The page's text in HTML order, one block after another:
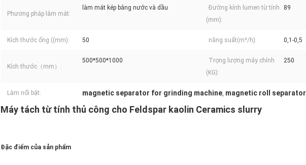
Phương pháp làm mát:
làm mát kép bằng nước và dầu
Đường kính lumen từ tính
(mm):
89
Kích thước ống ((mm): 50 năng suất(m³/h): 0,1-0,5
Kích thước（mm）:
500*500*1000
Trọng lượng máy chính
(KG):
250
Làm nổi bật: magnetic separator for grinding machine, magnetic roll separator
Máy tách từ tính thủ công cho Feldspar kaolin Ceramics slurry
Đặc điểm của sản phẩm